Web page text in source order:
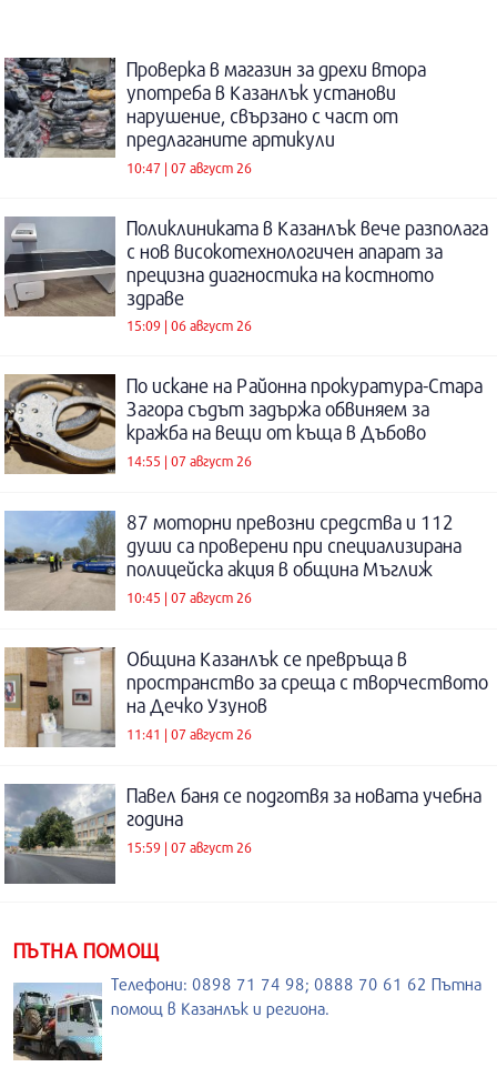
Проверка в магазин за дрехи втора
употреба в Казанлък установи
нарушение, свързано с част от
предлаганите артикули
10:47 | 07 август 26
Поликлиниката в Казанлък вече разполага
с нов високотехнологичен апарат за
прецизна диагностика на костното
здраве
15:09 | 06 август 26
По искане на Районна прокуратура-Стара
Загора съдът задържа обвиняем за
кражба на вещи от къща в Дъбово
14:55 | 07 август 26
87 моторни превозни средства и 112
души са проверени при специализирана
полицейска акция в община Мъглиж
10:45 | 07 август 26
Община Казанлък се превръща в
пространство за среща с творчеството
на Дечко Узунов
11:41 | 07 август 26
Павел баня се подготвя за новата учебна
година
15:59 | 07 август 26
ПЪТНА ПОМОЩ
Телефони: 0898 71 74 98; 0888 70 61 62 Пътна
помощ в Казанлък и региона.